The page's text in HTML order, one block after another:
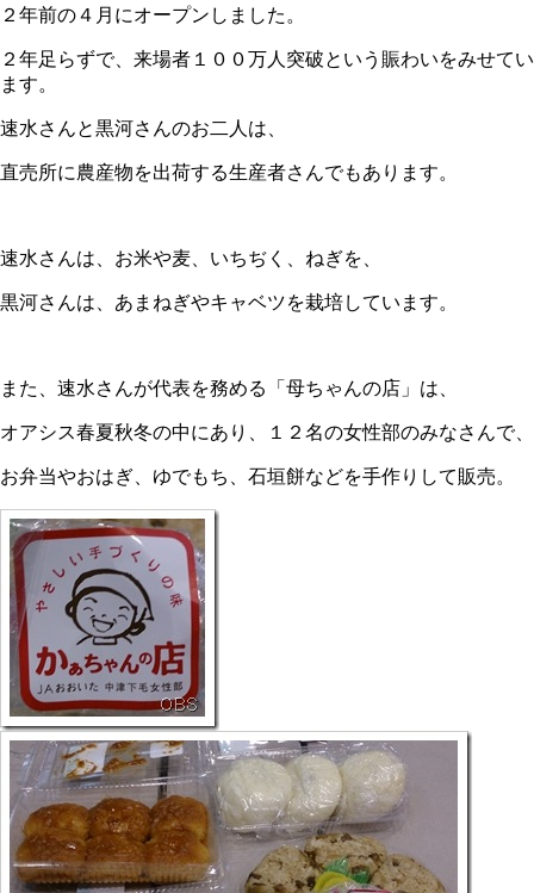
２年前の４月にオープンしました。
２年足らずで、来場者１００万人突破という賑わいをみせてい
ます。
速水さんと黒河さんのお二人は、
直売所に農産物を出荷する生産者さんでもあります。
速水さんは、お米や麦、いちぢく、ねぎを、
黒河さんは、あまねぎやキャベツを栽培しています。
また、速水さんが代表を務める「母ちゃんの店」は、
オアシス春夏秋冬の中にあり、１２名の女性部のみなさんで、
お弁当やおはぎ、ゆでもち、石垣餅などを手作りして販売。